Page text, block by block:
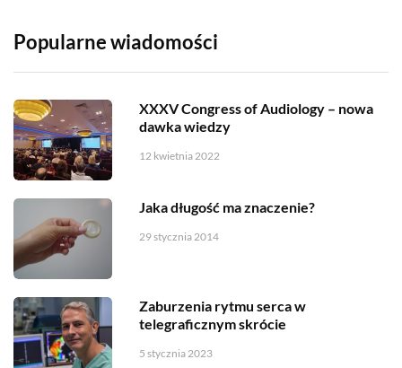
Popularne wiadomości
XXXV Congress of Audiology – nowa
dawka wiedzy
12 kwietnia 2022
Jaka długość ma znaczenie?
29 stycznia 2014
Zaburzenia rytmu serca w
telegraficznym skrócie
5 stycznia 2023